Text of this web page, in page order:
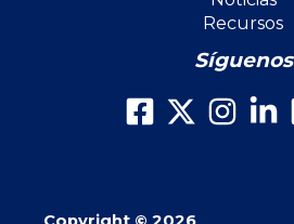
Recursos
Síguenos